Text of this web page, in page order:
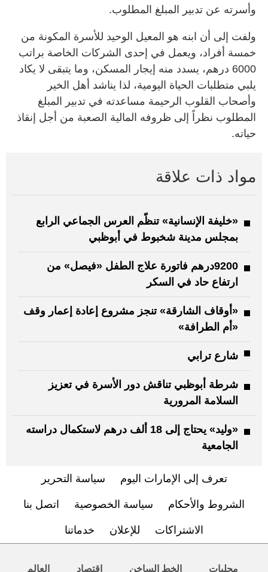
وأسرته عن تدبير المبلغ المطلوب.
ولفت إلى أن ابنه هو المعيل الوحيد للأسرة المكونة من
خمسة أفراد، ويعمل في إحدى الشركات الخاصة براتب
6000 درهم، يسدد منه إيجار المسكن، وما يتبقى لا يكاد
يلبي متطلبات الحياة اليومية، لذا يناشد أهل الخير
وأصحاب القلوب الرحيمة مساعدته في تدبير المبلغ
المطلوب نظراً إلى ظروفه المالية الصعبة من أجل إنقاذ
حياته.
مواد ذات علاقة
«خليفة الإنسانية» تنظّم العرس الجماعي الرابع
بمجلس مدينة شخبوط في أبوظبي
9200درهم فاتورة علاج الطفل «فيصل» من
ارتفاع حاد في السكر
«أوقاف الشارقة» تنجز مشروع إعادة إعمار وقف
«أم الطرافة»
شارع ترابي
شرطة أبوظبي تناقش دور الأسرة في تعزيز
السلامة المرورية
«وليد» يحتاج إلى 18 ألف درهم لاستكمال دراسته
الجامعية
تعرف إلى الإمارات اليوم سياسة التحرير
الشروط والأحكام سياسة الخصوصية اتصل بنا
الاشتراكات للإعلان خدماتنا
محليات الخط الساخن اقتصاد العالم